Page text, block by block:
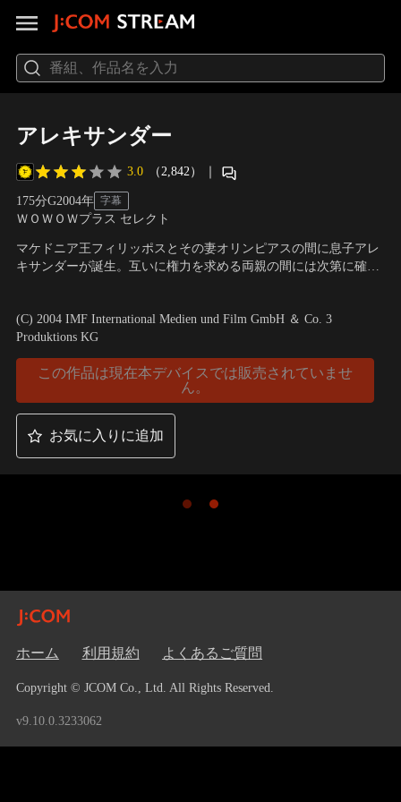
アレキサンダー
3.0 （2,842） ｜
175分G2004年 字幕
ＷＯＷＯＷプラス セレクト
マケドニア王フィリッポスとその妻オリンピアスの間に息子アレ
キサンダーが誕生。互いに権力を求める両親の間には次第に確執
は20歳で即位し、ギリシャ、エジプトを制覇。その後アジア侵攻
を開始。
ン
(C) 2004 IMF International Medien und Film GmbH ＆ Co. 3
Produktions KG
この作品は現在本デバイスでは販売されていませ
ん。
お気に入りに追加
ホーム 利用規約 よくあるご質問
Copyright © JCOM Co., Ltd. All Rights Reserved.
v9.10.0.3233062